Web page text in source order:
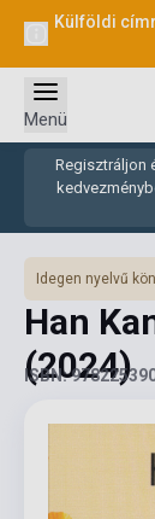
Külföldi
Regisztráljon
Menü
Idegen nyelvű
Han
(2024)
ISBN: